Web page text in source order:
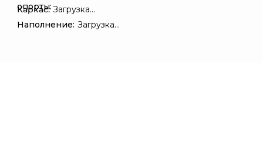
опорты:
Загрузка...
Наполнение:
Каркас: Загрузка...